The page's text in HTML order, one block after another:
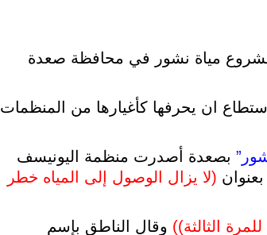
مشروع مياة نشور في محافظة صعدة
ان يحرفها كأغيارها من المنظمات
بصعدة أصدرت منظمة اليونيسف
(لا يزال الوصول إلى المياه خطر
وقال الناطق بإسم